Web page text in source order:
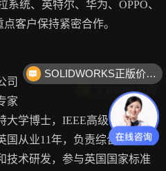
系统、英特尔、华为、OPPO、
客户保持紧密合作。
司
家
大学博士，IEEE高级会员，IET
国从业11年，负责综合布线系
技术研发，参与英国国家标准
企业服务咨询